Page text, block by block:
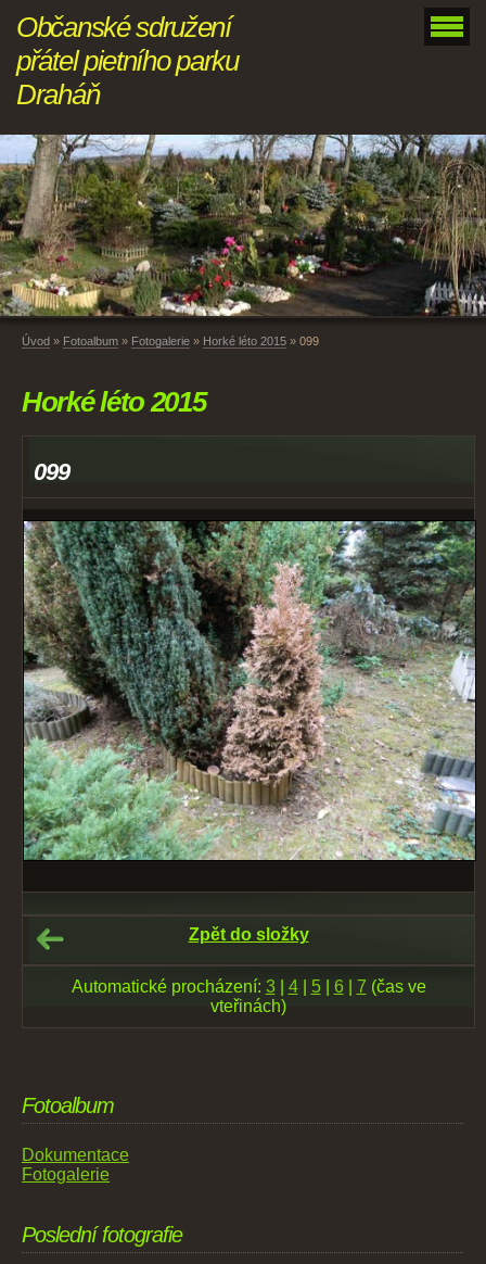
Občanské sdružení
přátel pietního parku
Draháň
Úvod » Fotoalbum » Fotogalerie » Horké léto 2015 » 099
Horké léto 2015
099
Zpět do složky
Automatické procházení: 3| 4| 5| 6| 7 (čas ve
vteřinách)
Fotoalbum
Dokumentace
Fotogalerie
Poslední fotografie